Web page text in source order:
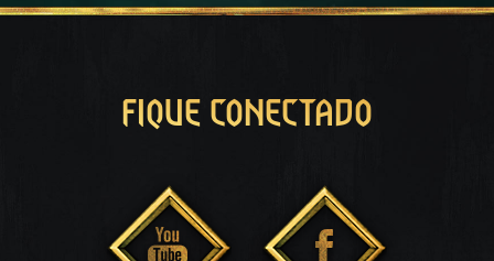
FIQUE CONECTADO